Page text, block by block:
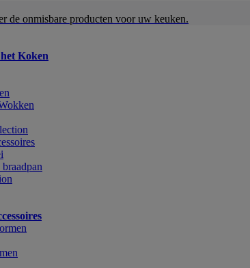
de onmisbare producten voor uw keuken.
Koken